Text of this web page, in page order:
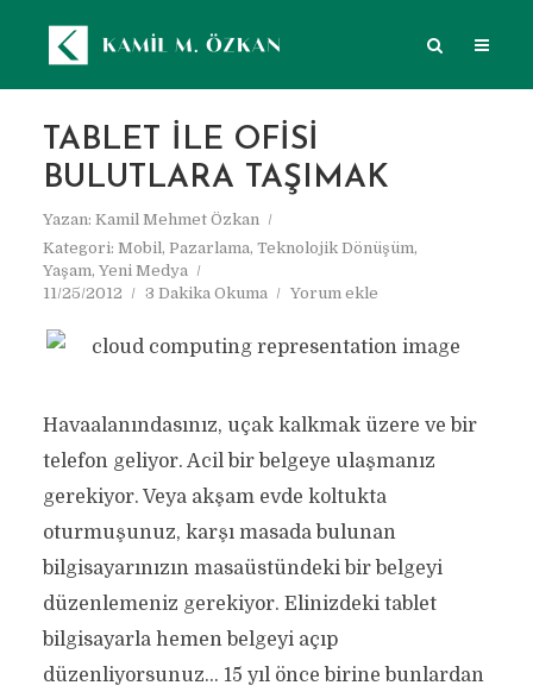
TABLET ILE OFISI
BULUTLARA TAŞIMAK
Yazan: Kamil Mehmet Özkan
Kategori: Mobil, Pazarlama, Teknolojik Dönüşüm,
Yaşam, Yeni Medya
11/25/2012
3 Dakika Okuma Yorum ekle
Havaalanındasınız, uçak kalkmak üzere ve bir
telefon geliyor. Acil bir belgeye ulaşmanız
gerekiyor. Veya akşam evde koltukta
oturmuşunuz, karşı masada bulunan
bilgisayarınızın masaüstündeki bir belgeyi
düzenlemeniz gerekiyor. Elinizdeki tablet
bilgisayarla hemen belgeyi açıp
düzenliyorsunuz… 15 yıl önce birine bunlardan